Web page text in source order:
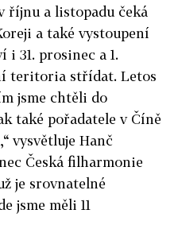
říjnu a listopadu čeká
a také vystoupení
i 31. prosinec a 1.
teritoria střídat. Letos
jsme chtěli do
také pořadatele v Číně
vysvětluje Hanč
Česká filharmonie
je srovnatelné
jsme měli 11